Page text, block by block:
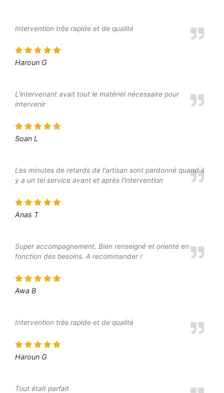
Intervention très rapide et de qualité
Haroun G
L'intervenant avait tout le matériel nécessaire pour
intervenir
Soan L
Les minutes de retards de l'artisan sont pardonné quand il
y a un tel service avant et après l'intervention
Anas T
Super accompagnement. Bien renseigné et orienté en
fonction des besoins. A recommander !
Awa B
Intervention très rapide et de qualité
Haroun G
Tout était parfait